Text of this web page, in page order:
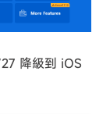
降級到 iOS